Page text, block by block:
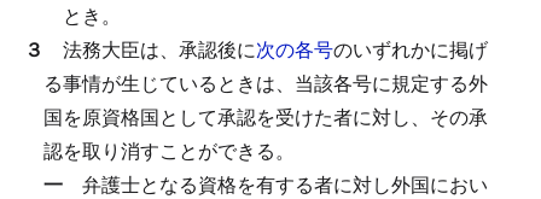
とき。
３ 法務大臣は、承認後に次の各号のいずれかに掲げ
る事情が生じているときは、当該各号に規定する外
国を原資格国として承認を受けた者に対し、その承
認を取り消すことができる。
一 弁護士となる資格を有する者に対し外国におい